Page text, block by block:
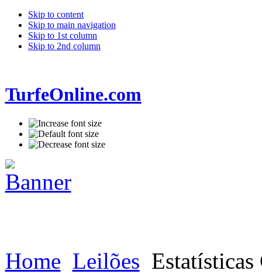
Skip to content
Skip to main navigation
Skip to 1st column
Skip to 2nd column
TurfeOnline.com
Home Leilões